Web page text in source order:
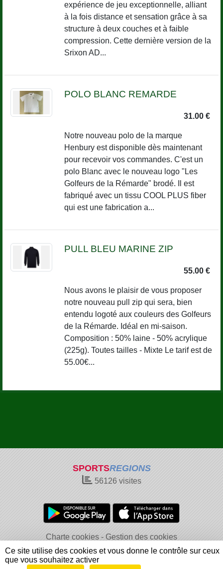
expérience de jeu exceptionnelle, alliant
à la fois distance et sensation grâce à sa
structure à deux couches et à faible
compression. Cette dernière version de la
Srixon AD...
POLO BLANC REMARDE
31.00 €
Notre nouveau polo de la marque
Henbury est disponible dès maintenant
pour recevoir vos commandes. C'est un
polo Blanc avec le nouveau logo "Les
Golfeurs de la Rémarde" brodé. Il est
fabriqué avec un tissu COOL PLUS fiber
qui est une fabrication a...
PULL BLEU MARINE ZIP
55.00 €
Nous avons le plaisir de vous proposer
notre nouveau pull zip qui sera, bien
entendu logoté aux couleurs des Golfeurs
de la Rémarde. Idéal en mi-saison.
Composition : 50% laine - 50% acrylique
(225g). Toutes tailles - Mixte Le tarif est de
55.00€...
SPORTSREGIONS
56126visites
Charte cookies
Gestion des cookies
Informations légales
Signaler un contenu inapproprié
Ce site utilise des cookies et vous donne le contrôle sur ceux
que vous souhaitez activer